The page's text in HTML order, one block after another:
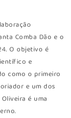
Comba Dão e o
O objetivo é
e
como o primeiro
e um dos
é uma